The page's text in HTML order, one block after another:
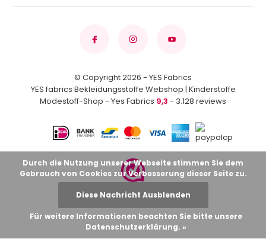
© Copyright 2026 - YES Fabrics
YES fabrics Bekleidungsstoffe Webshop | Kinderstoffe
Modestoff-Shop - Yes Fabrics 9,3 - 3.128 reviews
Durch die Nutzung unserer Webseite stimmen Sie dem
Gebrauch von Cookies zur Verbesserung dieser Seite zu.
Diese Nachricht Ausblenden
Für weitere Informationen beachten Sie bitte unsere
Datenschutzerklärung. »